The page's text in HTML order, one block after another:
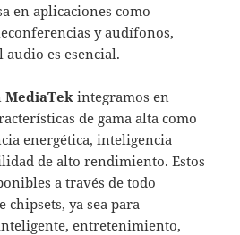
en aplicaciones como
y audífonos,
es esencial.
MediaTek integramos en
de gama alta como
energética, inteligencia
de alto rendimiento. Estos
a través de todo
ya sea para
entretenimiento,